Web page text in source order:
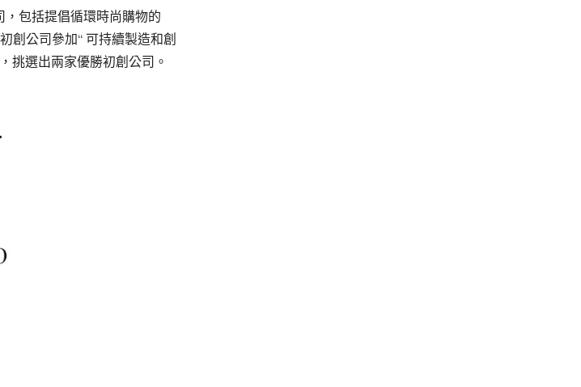
包括提倡循環時尚購物的
公司參加“ 可持續製造和創
挑選出兩家優勝初創公司。